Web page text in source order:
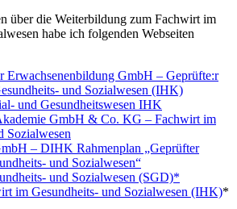
über die Weiterbildung zum Fachwirt im
habe ich folgenden Webseiten
Erwachsenenbildung GmbH – Geprüfte:r
und Sozialwesen (IHK)
und Gesundheitswesen IHK
GmbH & Co. KG – Fachwirt im
Sozialwesen
– DIHK Rahmenplan „Geprüfter
und Sozialwesen“
und Sozialwesen (SGD)*
im Gesundheits- und Sozialwesen (IHK)*